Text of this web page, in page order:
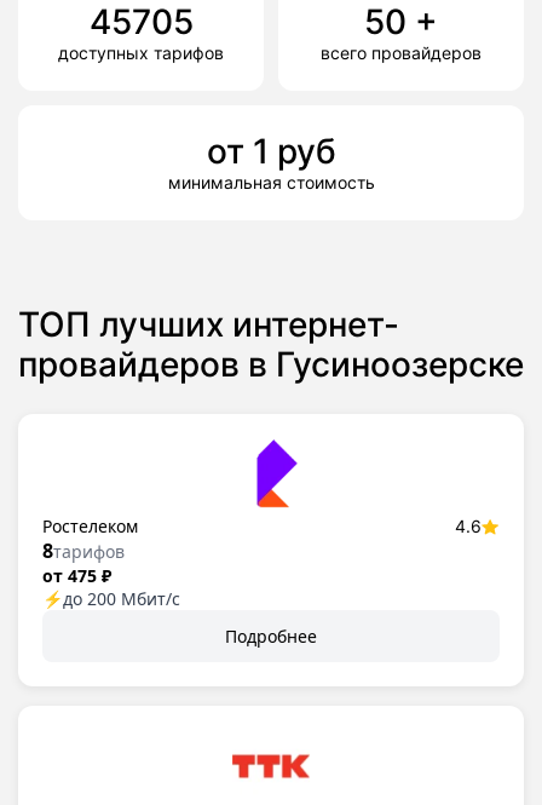
45705
доступных тарифов
50 +
всего провайдеров
от 1 руб
минимальная стоимость
ТОП лучших интернет-
провайдеров в Гусиноозерске
Ростелеком 4.6
8тарифов
от 475 ₽
⚡до 200 Мбит/с
Подробнее